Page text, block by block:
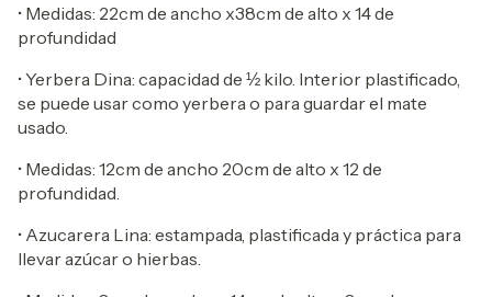
• Medidas: 22cm de ancho x38cm de alto x 14 de
profundidad
•Yerbera Dina: capacidad de ½ kilo. Interior plastificado,
se puede usar como yerbera o para guardar el mate
usado.
• Medidas: 12cm de ancho 20cm de alto x 12 de
profundidad.
• Azucarera Lina: estampada, plastificada y práctica para
llevar azúcar o hierbas.